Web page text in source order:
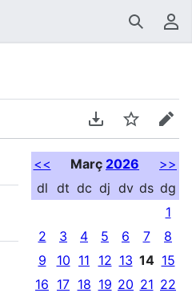
Buscar
Descarregar en
Vigilar
<< Març 2026
>>
dl dt dc dj dv ds dg
1
2
3 4 5 6 7
8
9
10 11 12 13 14 15
16 17 18 19 20 21 22